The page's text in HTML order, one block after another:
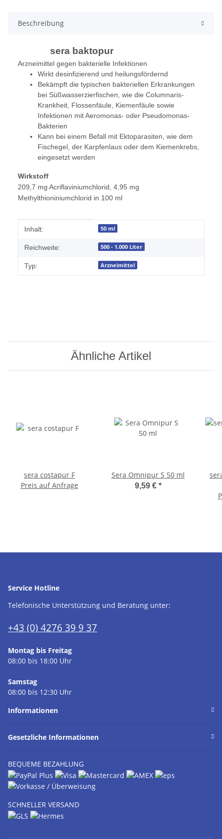
Beschreibung
sera baktopur
Arzneimittel gegen bakterielle Infektionen
Wirkt desinfizierend und heilungsfördernd
Bekämpft die typischen bakteriellen Erkrankungen
bei Süßwasserzierfischen, wie die Columnaris-
Krankheit, Flossenfäule, Kiemenfäule sowie
Infektionen mit Aeromonas- oder Pseudomonas-
Bakterien
Kann bei einem Befall mit Ektoparasiten, wie dem
Fischegel, der Karpfenlaus oder dem Kiemenkrebs,
eingesetzt werden
Wirkstoff
209,7 mg Acriflaviniumchlorid, 4,95 mg
Methylthioniniumchlorid in 100 ml
Produkteigenschaft
Wert
Inhalt: 50 ml
Reichweite: 500 - 1.000 Liter
Typ: Arzneimittel
Ähnliche Artikel
sera costapur F
Preis auf Anfrage
Sera Omnipur S 50 ml
9,59 € *
Service Hotline
Telefonische Unterstützung und Beratung unter:
+43 (0) 4276 39 9 37
Montag bis Freitag
08:00 bis 18:00 Uhr
Samstag
08:00 bis 12:30 Uhr
Informationen
Gesetzliche Informationen
BEQUEME BEZAHLUNG
SCHNELLER VERSAND